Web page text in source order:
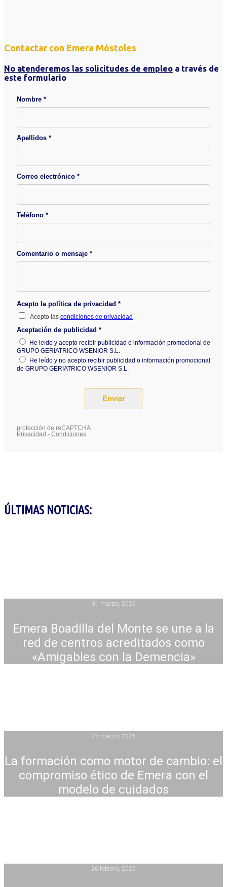
Contactar con Emera Móstoles
No atenderemos las solicitudes de empleo a través de
este formulario
ÚLTIMAS NOTICIAS:
31 marzo, 2026
Emera Boadilla del Monte se une a la
red de centros acreditados como
«Amigables con la Demencia»
27 marzo, 2026
La formación como motor de cambio: el
compromiso ético de Emera con el
modelo de cuidados
26 febrero, 2026